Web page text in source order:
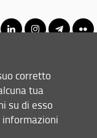
di Firenze UNIFI
Cod.Fis 01279680480
- 50134 Firenze (FI)
corretto
tua
su di esso